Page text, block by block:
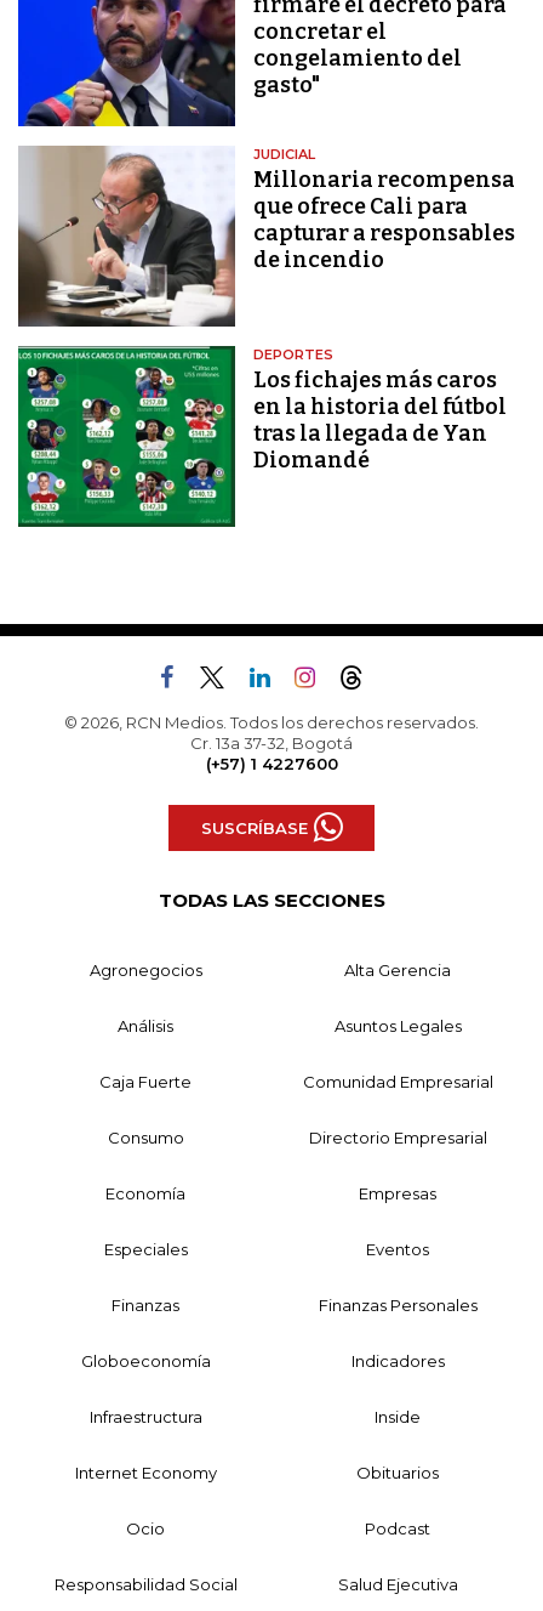
concretar el
congelamiento del
gasto"
JUDICIAL
Millonaria recompensa
que ofrece Cali para
capturar a responsables
de incendio
DEPORTES
Los fichajes más caros
en la historia del fútbol
tras la llegada de Yan
Diomandé
© 2026, RCN Medios. Todos los derechos reservados.
Cr. 13a 37-32, Bogotá
(+57) 1 4227600
SUSCRÍBASE
TODAS LAS SECCIONES
Agronegocios Alta Gerencia
Análisis Asuntos Legales
Caja Fuerte Comunidad Empresarial
Consumo Directorio Empresarial
Economía Empresas
Especiales Eventos
Finanzas Finanzas Personales
Globoeconomía Indicadores
Infraestructura Inside
Internet Economy Obituarios
Ocio Podcast
Responsabilidad Social Salud Ejecutiva